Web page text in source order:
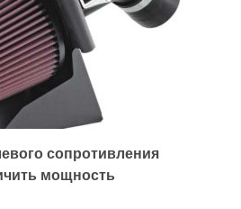
сопротивления
мощность